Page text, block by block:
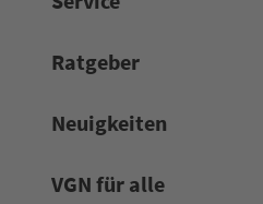
Rat­ge­ber
Neuigkeiten
VGN für alle